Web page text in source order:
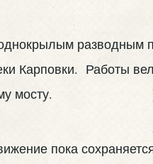
разводным
Карповки. Работы
мосту.